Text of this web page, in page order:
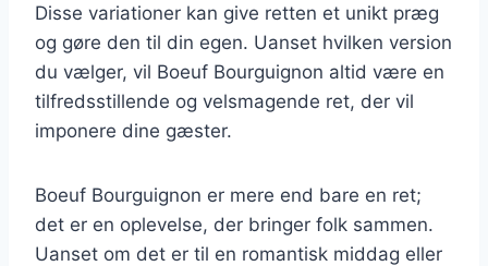
Disse variationer kan give retten et unikt præg
og gøre den til din egen. Uanset hvilken version
du vælger, vil Boeuf Bourguignon altid være en
tilfredsstillende og velsmagende ret, der vil
imponere dine gæster.
Boeuf Bourguignon er mere end bare en ret;
det er en oplevelse, der bringer folk sammen.
Uanset om det er til en romantisk middag eller